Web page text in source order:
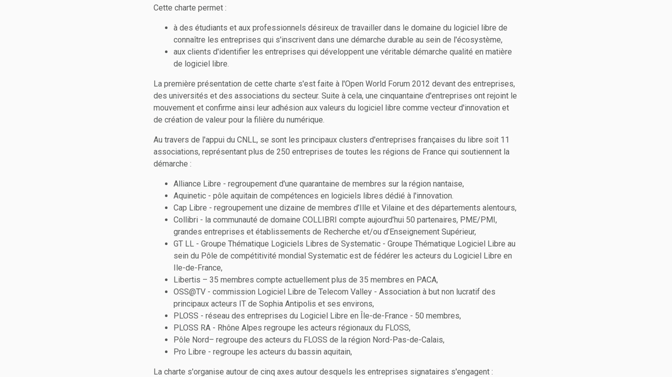
Cette charte permet :
à des étudiants et aux professionnels désireux de travailler dans le domaine du logiciel libre de
connaître les entreprises qui s'inscrivent dans une démarche durable au sein de l'écosystème,
aux clients d'identifier les entreprises qui développent une véritable démarche qualité en matière
de logiciel libre.
La première présentation de cette charte s'est faite à l'Open World Forum 2012 devant des entreprises,
des universités et des associations du secteur. Suite à cela, une cinquantaine d'entreprises ont rejoint le
mouvement et confirme ainsi leur adhésion aux valeurs du logiciel libre comme vecteur d'innovation et
de création de valeur pour la filière du numérique.
Au travers de l'appui du CNLL, se sont les principaux clusters d'entreprises françaises du libre soit 11
associations, représentant plus de 250 entreprises de toutes les régions de France qui soutiennent la
démarche :
Alliance Libre - regroupement d'une quarantaine de membres sur la région nantaise,
Aquinetic - pôle aquitain de compétences en logiciels libres dédié à l'innovation.
Cap Libre - regroupement une dizaine de membres d’Ille et Vilaine et des départements alentours,
Collibri - la communauté de domaine COLLIBRI compte aujourd’hui 50 partenaires, PME/PMI,
grandes entreprises et établissements de Recherche et/ou d’Enseignement Supérieur,
GT LL - Groupe Thématique Logiciels Libres de Systematic - Groupe Thématique Logiciel Libre au
sein du Pôle de compétitivité mondial Systematic est de fédérer les acteurs du Logiciel Libre en
Ile-de-France,
Libertis – 35 membres compte actuellement plus de 35 membres en PACA,
OSS@TV - commission Logiciel Libre de Telecom Valley - Association à but non lucratif des
principaux acteurs IT de Sophia Antipolis et ses environs,
PLOSS - réseau des entreprises du Logiciel Libre en Île-de-France - 50 membres,
PLOSS RA - Rhône Alpes regroupe les acteurs régionaux du FLOSS,
Pôle Nord– regroupe des acteurs du FLOSS de la région Nord-Pas-de-Calais,
Pro Libre - regroupe les acteurs du bassin aquitain,
La charte s'organise autour de cinq axes autour desquels les entreprises signataires s'engagent :